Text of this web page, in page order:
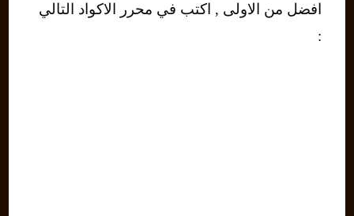
افضل من الاولى , اكتب في محرر الاكواد التالي
: